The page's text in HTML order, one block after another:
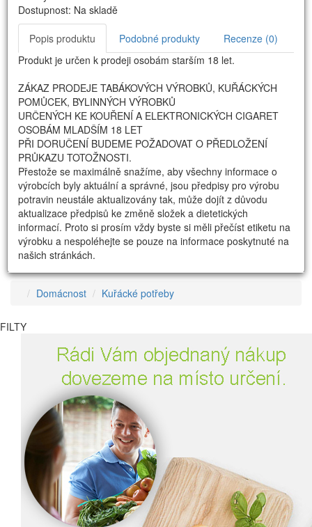
Dostupnost: Na skladě
Popis produktu Podobné produkty
Recenze (0)
Produkt je určen k prodeji osobám starším 18 let.
ZÁKAZ PRODEJE TABÁKOVÝCH VÝROBKŮ, KUŘÁCKÝCH
POMŮCEK, BYLINNÝCH VÝROBKŮ
URČENÝCH KE KOUŘENÍ A ELEKTRONICKÝCH CIGARET
OSOBÁM MLADŠÍM 18 LET
PŘI DORUČENÍ BUDEME POŽADOVAT O PŘEDLOŽENÍ
PRŮKAZU TOTOŽNOSTI.
Přestože se maximálně snažíme, aby všechny informace o
výrobcích byly aktuální a správné, jsou předpisy pro výrobu
potravin neustále aktualizovány tak, může dojít z důvodu
aktualizace předpisů ke změně složek a dietetických
informací. Proto si prosím vždy byste si měli přečíst etiketu na
výrobku a nespoléhejte se pouze na informace poskytnuté na
našich stránkách.
Domácnost Kuřácké potřeby
FILTY